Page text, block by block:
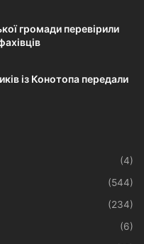
громади перевірили
із Конотопа передали
(4)
(544)
(234)
(6)